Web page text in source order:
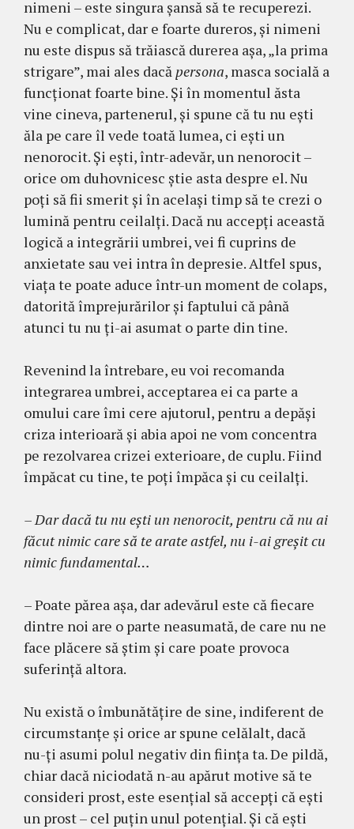
nimeni – este singura șansă să te recuperezi.
Nu e complicat, dar e foarte dureros, și nimeni
nu este dispus să trăiască durerea aşa, „la prima
strigare”, mai ales dacă persona, masca socială a
funcționat foarte bine. Și în momentul ăsta
vine cineva, partenerul, și spune că tu nu ești
ăla pe care îl vede toată lumea, ci ești un
nenorocit. Și ești, într-adevăr, un nenorocit –
orice om duhovnicesc știe asta despre el. Nu
poți să fii smerit și în același timp să te crezi o
lumină pentru ceilalți. Dacă nu accepți această
logică a integrării umbrei, vei fi cuprins de
anxietate sau vei intra în depresie. Altfel spus,
viața te poate aduce într-un moment de colaps,
datorită împrejurărilor și faptului că până
atunci tu nu ți-ai asumat o parte din tine.
Revenind la întrebare, eu voi recomanda
integrarea umbrei, acceptarea ei ca parte a
omului care îmi cere ajutorul, pentru a depăşi
criza interioară şi abia apoi ne vom concentra
pe rezolvarea crizei exterioare, de cuplu. Fiind
împăcat cu tine, te poţi împăca şi cu ceilalţi.
– Dar dacă tu nu ești un nenorocit, pentru că nu ai
făcut nimic care să te arate astfel, nu i-ai greșit cu
nimic fundamental…
– Poate părea aşa, dar adevărul este că fiecare
dintre noi are o parte neasumată, de care nu ne
face plăcere să ştim şi care poate provoca
suferinţă altora.
Nu există o îmbunătățire de sine, indiferent de
circumstanțe și orice ar spune celălalt, dacă
nu-ți asumi polul negativ din ființa ta. De pildă,
chiar dacă niciodată n-au apărut motive să te
consideri prost, este esențial să accepți că ești
un prost – cel puțin unul potențial. Şi că eşti